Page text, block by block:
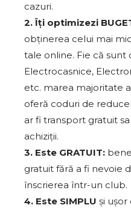
cazuri.
2. Îți optimizezi
obținerea celui mai
tale online. Fie că sunt
Electrocasnice,
etc. marea majoritate
oferă coduri de
ar fi transport gratuit
achiziții.
3. Este GRATUIT:
gratuit fără a fi nevoie
înscrierea într-un club.
4. Este SIMPLU și ușor